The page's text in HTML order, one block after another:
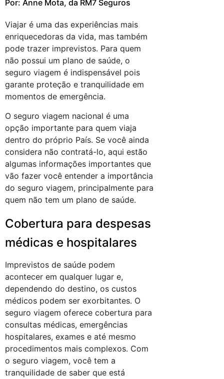
Por: Anne Mota, da RM7 Seguros
Viajar é uma das experiências mais
enriquecedoras da vida, mas também
pode trazer imprevistos. Para quem
não possui um plano de saúde, o
seguro viagem é indispensável pois
garante proteção e tranquilidade em
momentos de emergência.
O seguro viagem nacional é uma
opção importante para quem viaja
dentro do próprio País. Se você ainda
considera não contratá-lo, aqui estão
algumas informações importantes que
vão fazer você entender a importância
do seguro viagem, principalmente para
quem não tem um plano de saúde.
Cobertura para despesas
médicas e hospitalares
Imprevistos de saúde podem
acontecer em qualquer lugar e,
dependendo do destino, os custos
médicos podem ser exorbitantes. O
seguro viagem oferece cobertura para
consultas médicas, emergências
hospitalares, exames e até mesmo
procedimentos mais complexos. Com
o seguro viagem, você tem a
tranquilidade de saber que está